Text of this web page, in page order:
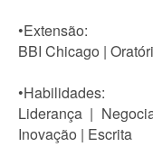
•Extensão:
BBI Chicago |
•Habilidades:
Liderança |
Inovação | Escrita